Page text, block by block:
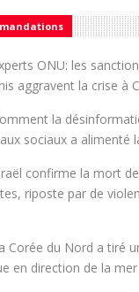
ONU: les
aggravent la crise à
la
sociaux a alimenté
confirme la mort
riposte par de
Corée du Nord a tiré
en direction de la mer